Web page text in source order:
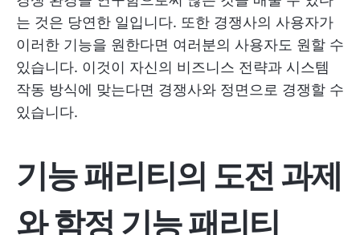
는 것은 당연한 일입니다. 또한 경쟁사의 사용자가
이러한 기능을 원한다면 여러분의 사용자도 원할 수
있습니다. 이것이 자신의 비즈니스 전략과 시스템
작동 방식에 맞는다면 경쟁사와 정면으로 경쟁할 수
있습니다.
기능 패리티의 도전 과제
와 함정 기능 패리티